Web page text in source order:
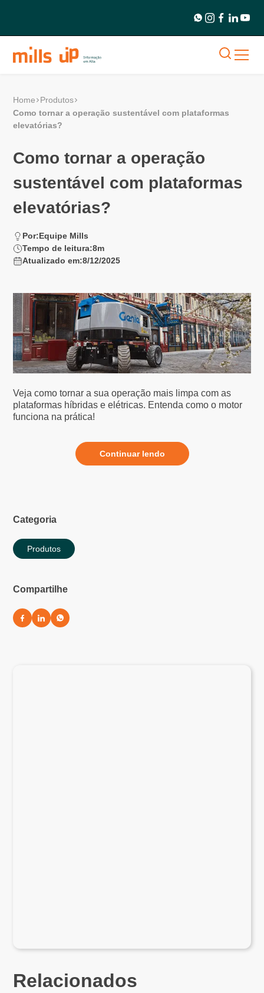
Home
Produtos
Como tornar a operação sustentável com plataformas
elevatórias?
Como tornar a operação
sustentável com plataformas
elevatórias?
Por:Equipe Mills
Tempo de leitura:8m
Atualizado em:8/12/2025
Categoria
Produtos
Compartilhe
Veja como tornar a sua operação mais limpa com as
plataformas híbridas e elétricas. Entenda como o motor
funciona na prática!
Continuar lendo
Relacionados